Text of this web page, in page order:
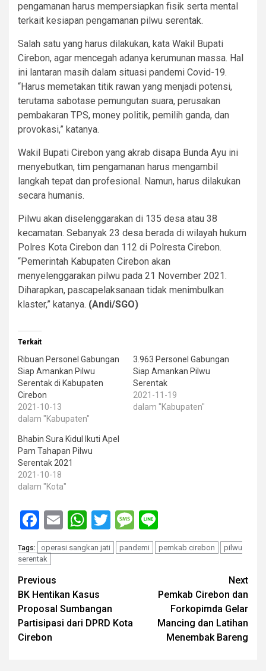
pengamanan harus mempersiapkan fisik serta mental
terkait kesiapan pengamanan pilwu serentak.
Salah satu yang harus dilakukan, kata Wakil Bupati
Cirebon, agar mencegah adanya kerumunan massa. Hal
ini lantaran masih dalam situasi pandemi Covid-19.
“Harus memetakan titik rawan yang menjadi potensi,
terutama sabotase pemungutan suara, perusakan
pembakaran TPS, money politik, pemilih ganda, dan
provokasi,” katanya.
Wakil Bupati Cirebon yang akrab disapa Bunda Ayu ini
menyebutkan, tim pengamanan harus mengambil
langkah tepat dan profesional. Namun, harus dilakukan
secara humanis.
Pilwu akan diselenggarakan di 135 desa atau 38
kecamatan. Sebanyak 23 desa berada di wilayah hukum
Polres Kota Cirebon dan 112 di Polresta Cirebon.
“Pemerintah Kabupaten Cirebon akan
menyelenggarakan pilwu pada 21 November 2021.
Diharapkan, pascapelaksanaan tidak menimbulkan
klaster,” katanya. (Andi/SGO)
Terkait
Ribuan Personel Gabungan
Siap Amankan Pilwu
Serentak di Kabupaten
Cirebon
2021-10-13
dalam "Kabupaten"
3.963 Personel Gabungan
Siap Amankan Pilwu
Serentak
2021-11-19
dalam "Kabupaten"
Bhabin Sura Kidul Ikuti Apel
Pam Tahapan Pilwu
Serentak 2021
2021-10-18
dalam "Kota"
Facebook
EmailWhatsApp
TwitterMessage
Tags: operasi sangkan jati pandemi pemkab cirebon
pilwu
serentak
Post
navigation
Previous
BK Hentikan Kasus
Proposal Sumbangan
Partisipasi dari DPRD Kota
Cirebon
Next
Pemkab Cirebon dan
Forkopimda Gelar
Mancing dan Latihan
Menembak Bareng